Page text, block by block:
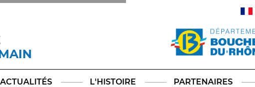
TikTokLinkedIn
X
ACTUALITÉS L'HISTOIRE PARTENAIRES